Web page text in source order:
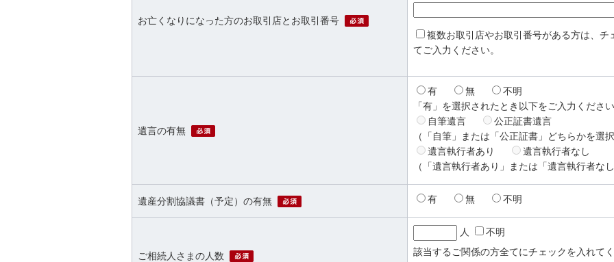
お亡くなりになった方のお取引店とお取引番号
複数お取引店やお取引番号がある方は、
てご入力ください。
遺言の有無
有 無
不明
「有」を選択されたとき以下をご入力くださ
自筆遺言
公正証書遺言
（「自筆」または「公正証書」どちらかを選
遺言執行者あり
遺言執行者なし
（「遺言執行者あり」または「遺言執行者な
遺産分割協議書（予定）の有無 有 無 不明
ご相続人さまの人数
人
不明
該当するご関係の方全てにチェックを入れて